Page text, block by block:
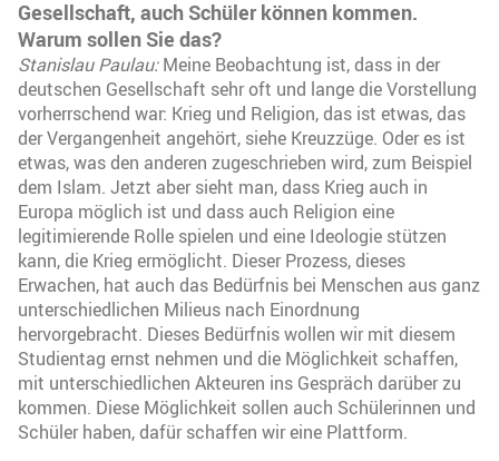
Gesellschaft, auch Schüler können kommen.
Warum sollen Sie das?
Stanislau Paulau:Meine Beobachtung ist, dass in der
deutschen Gesellschaft sehr oft und lange die Vorstellung
vorherrschend war: Krieg und Religion, das ist etwas, das
der Vergangenheit angehört, siehe Kreuzzüge. Oder es ist
etwas, was den anderen zugeschrieben wird, zum Beispiel
dem Islam. Jetzt aber sieht man, dass Krieg auch in
Europa möglich ist und dass auch Religion eine
legitimierende Rolle spielen und eine Ideologie stützen
kann, die Krieg ermöglicht. Dieser Prozess, dieses
Erwachen, hat auch das Bedürfnis bei Menschen aus ganz
unterschiedlichen Milieus nach Einordnung
hervorgebracht. Dieses Bedürfnis wollen wir mit diesem
Studientag ernst nehmen und die Möglichkeit schaffen,
mit unterschiedlichen Akteuren ins Gespräch darüber zu
kommen. Diese Möglichkeit sollen auch Schülerinnen und
Schüler haben, dafür schaffen wir eine Plattform.